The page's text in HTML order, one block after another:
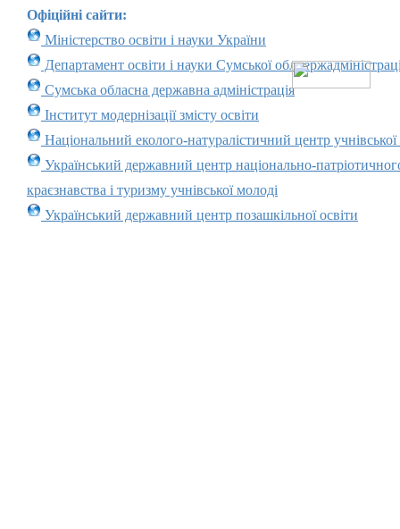
Офіційні сайти:
Міністерство освіти і науки України
Департамент освіти і науки Сумської
Сумська обласна державна адміністрація
Інститут модернізації змісту освіти
Національний еколого-натуралістичний центр учнівської
Український державний центр національно-
краєзнавства і туризму учнівської молоді
Український державний центр позашкільної освіти